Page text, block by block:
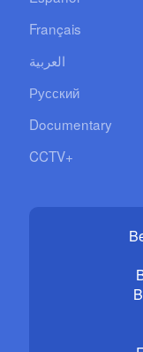
Français
العربية
Русский
Documentary
CCTV+